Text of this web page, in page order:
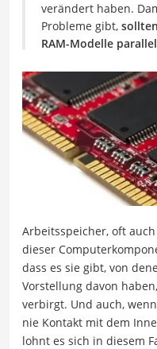
verändert haben.
Probleme gibt,
RAM-Modelle
Arbeitsspeicher, oft
dieser
dass es sie gibt, von
Vorstellung davon
verbirgt. Und auch,
nie Kontakt mit dem
lohnt es sich in diesem